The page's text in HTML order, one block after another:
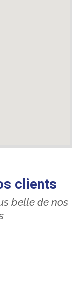
clients
belle de nos